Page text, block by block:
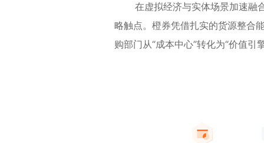
在虚拟经济与实体场景加速融合
略触点。橙券凭借扎实的货源整合
购部门从“成本中心”转化为“价值引